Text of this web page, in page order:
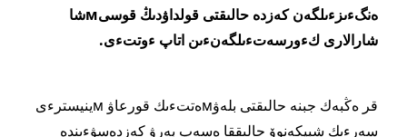
ەنگءىزءىلگەن كەزدە حالىقتى قولداۋدىڭ قوسىмشا
شارالارى كءورسەتءىلگەنءىن اتاپ ءوتتءى.
قر ەڭبەك جبنە حالىقتى بلەۋмەتتءىك قورعاۋ мينيسترءى
سەرءىك شبپكەنوۆ حالىققا ەسەپ بەرۋ كەزدەسۋءىندە